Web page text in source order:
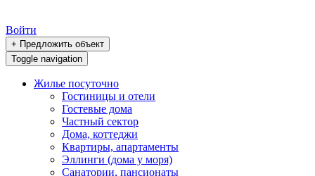
Войти
+ Предложить объект
Toggle navigation
Жилье посуточно
Гостиницы и отели
Гостевые дома
Частный сектор
Дома, коттеджи
Квартиры, апартаменты
Эллинги (дома у моря)
Санатории, пансионаты